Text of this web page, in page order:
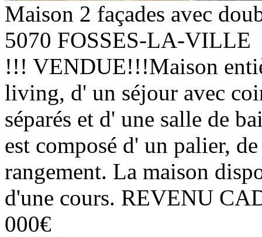
Maison 2 façades avec
5070 FOSSES-LA-VILLE
!!! VENDUE!!!Maison
living, d' un séjour avec
séparés et d' une salle de
est composé d' un palier,
rangement. La maison
d'une cours. REVENU
000€